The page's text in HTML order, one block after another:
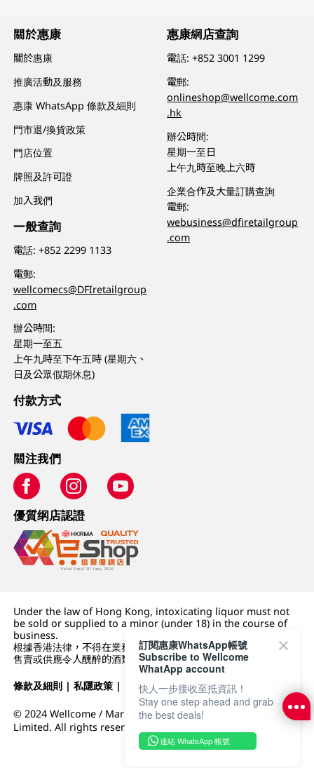
關於惠康
關於惠康
推廣活動及服務
惠康 WhatsApp 條款及細則
門市退/換貨政策
門店位置
牌照及許可證
加入我們
一般查詢
電話:+852 2299 1133
電郵:
wellcomecs@DFIretailgroup
.com
辦公時間:
星期一至五
上午九時至下午五時 (星期六、
日及公眾假期休息)
惠康網店查詢
電話:+852 3001 1299
電郵:
onlineshop@wellcome.com
.hk
辦公時間:
星期一至日
上午九時至晚上六時
企業合作及大量訂購查詢
電郵:
webusiness@dfiretailgroup
.com
付款方式
關注我們
優質纲店認證
Under the law of Hong Kong, intoxicating liquor must not
be sold or supplied to a minor (under 18) in the course of
business.
根據香港法律，不得在業務過程中，向未成年人 (18 歲以下人士)
售賣或供應令人醺醉的酒類。
條款及細則 |私隱政策 | DFI零售集團
© 2024 Wellcome / Market Place. The Dairy Farm Company
Limited. All rights reserved.
訂閱惠康WhatsApp帳號
Subscribe to Wellcome
WhatApp account
快人一步接收至抵資訊！
Stay one step ahead and grab
the best deals!
連結 WhatsApp 帳號